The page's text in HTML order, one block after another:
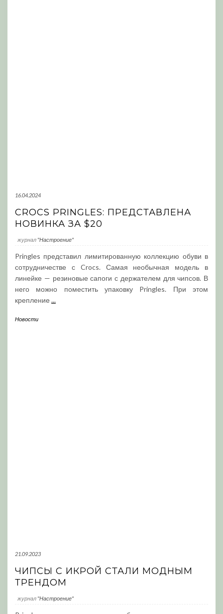
16.04.2024
CROCS PRINGLES: ПРЕДСТАВЛЕНА
НОВИНКА ЗА $20
журнал "Настроение"
Pringles представил лимитированную коллекцию обуви в
сотрудничестве с Crocs. Самая необычная модель в
линейке — резиновые сапоги с держателем для чипсов. В
него можно поместить упаковку Pringles. При этом
крепление ...
Новости
21.09.2023
ЧИПСЫ С ИКРОЙ СТАЛИ МОДНЫМ
ТРЕНДОМ
журнал "Настроение"